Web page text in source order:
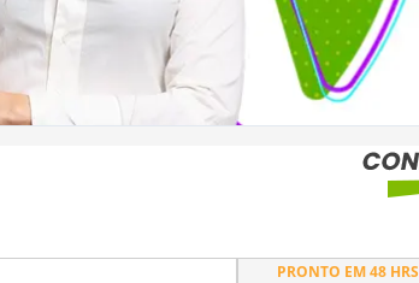
PRONTO EM 48 HRS